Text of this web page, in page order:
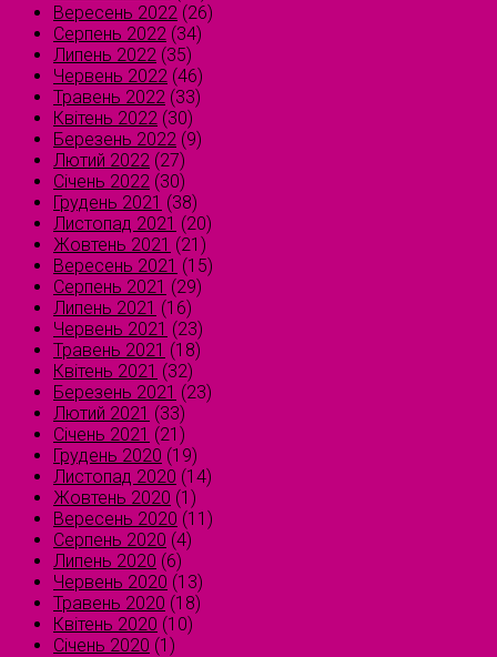
Вересень 2022 (26)
Серпень 2022 (34)
Липень 2022 (35)
Червень 2022 (46)
Травень 2022 (33)
Квітень 2022 (30)
Березень 2022 (9)
Лютий 2022 (27)
Січень 2022 (30)
Грудень 2021 (38)
Листопад 2021 (20)
Жовтень 2021 (21)
Вересень 2021 (15)
Серпень 2021 (29)
Липень 2021 (16)
Червень 2021 (23)
Травень 2021 (18)
Квітень 2021 (32)
Березень 2021 (23)
Лютий 2021 (33)
Січень 2021 (21)
Грудень 2020 (19)
Листопад 2020 (14)
Жовтень 2020 (1)
Вересень 2020 (11)
Серпень 2020 (4)
Липень 2020 (6)
Червень 2020 (13)
Травень 2020 (18)
Квітень 2020 (10)
Січень 2020 (1)